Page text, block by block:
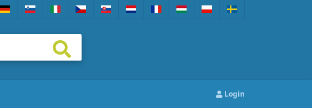
Login